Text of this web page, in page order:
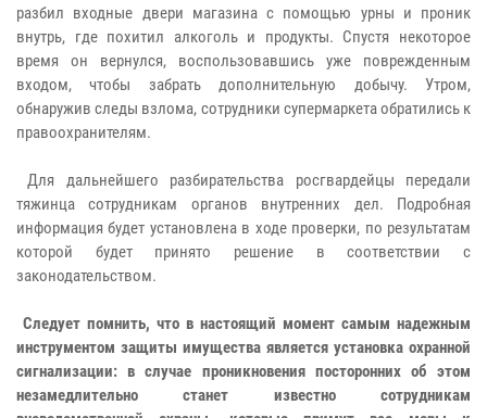
разбил входные двери магазина с помощью урны и проник
внутрь, где похитил алкоголь и продукты. Спустя некоторое
время он вернулся, воспользовавшись уже поврежденным
входом, чтобы забрать дополнительную добычу. Утром,
обнаружив следы взлома, сотрудники супермаркета обратились к
правоохранителям.
Для дальнейшего разбирательства росгвардейцы передали
тяжинца сотрудникам органов внутренних дел. Подробная
информация будет установлена в ходе проверки, по результатам
которой будет принято решение в соответствии с
законодательством.
Следует помнить, что в настоящий момент самым надежным
инструментом защиты имущества является установка охранной
сигнализации: в случае проникновения посторонних об этом
незамедлительно станет известно сотрудникам